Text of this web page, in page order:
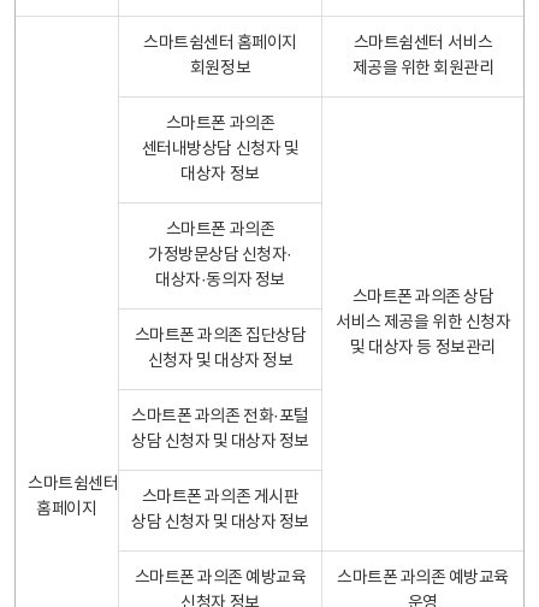
스마트쉼센터
홈페이지
스마트쉼센터 홈페이지
회원정보
스마트쉼센터 서비스
제공을 위한 회원관리
스마트폰 과의존
센터내방상담 신청자 및
대상자 정보
스마트폰 과의존 상담
서비스 제공을 위한 신청자
및 대상자 등 정보관리
스마트폰 과의존
가정방문상담 신청자·
대상자·동의자 정보
스마트폰 과의존 집단상담
신청자 및 대상자 정보
스마트폰 과의존 전화·포털
상담 신청자 및 대상자 정보
스마트폰 과의존 게시판
상담 신청자 및 대상자 정보
스마트폰 과의존 예방교육
스마트폰 과의존 예방교육